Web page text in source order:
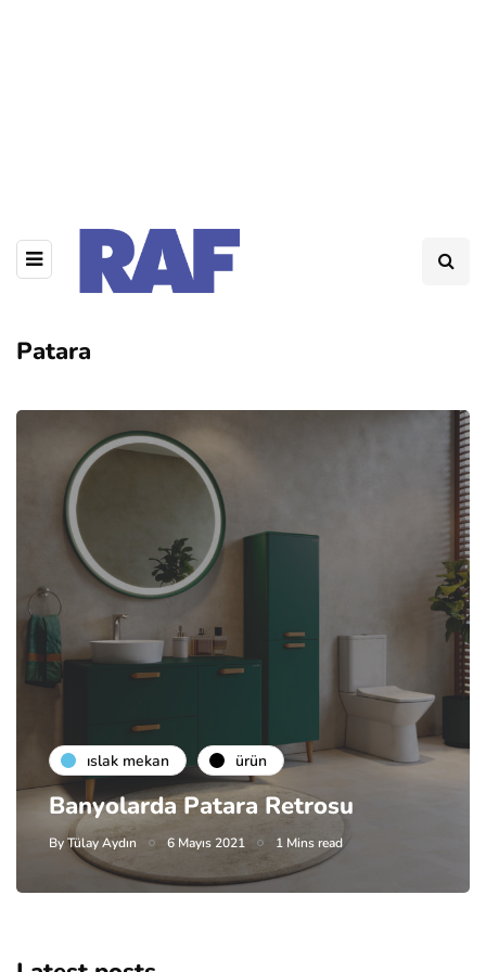
Patara
islak mekan ürün
Banyolarda Patara Retrosu
ByTülay Aydın 6 Mayıs 2021 1 Mins read